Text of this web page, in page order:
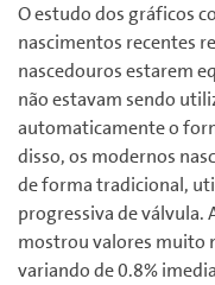
O estudo dos gráficos
nascimentos recentes
nascedouros estarem
não estavam sendo
automaticamente o
disso, os modernos
de forma tradicional,
progressiva de válvula.
mostrou valores muito
variando de 0.8%